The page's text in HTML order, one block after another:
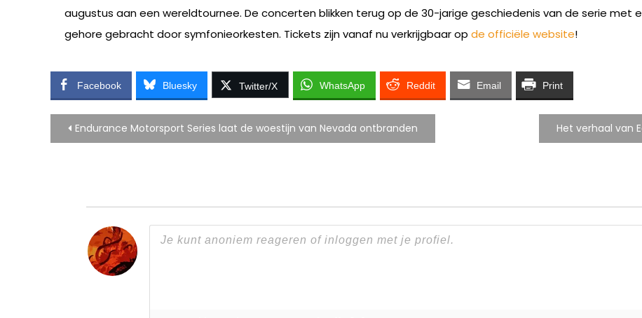
augustus aan een wereldtournee. De concerten blikken terug op de 30-jarige geschiedenis van de serie met
gehore gebracht door symfonieorkesten. Tickets zijn vanaf nu verkrijgbaar op de officiële website!
Facebook Bluesky Twitter/X WhatsApp Reddit Email Print
Bericht
Endurance Motorsport Series laat de woestijn van Nevada ontbranden Het verhaal van